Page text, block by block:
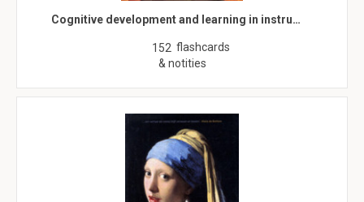
Cognitive development and learning in instru…
152 flashcards
& notities